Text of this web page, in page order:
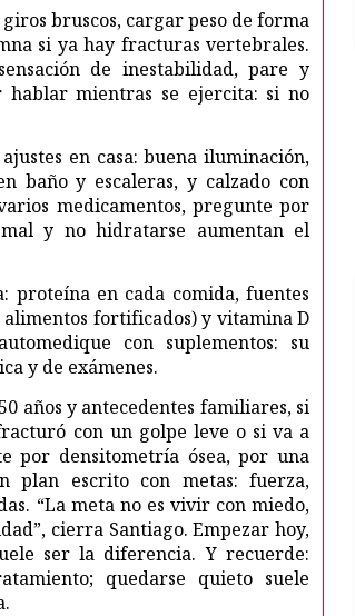
bruscos, cargar peso de forma
si ya hay fracturas vertebrales.
de inestabilidad, pare y
mientras se ejercita: si no
en casa: buena iluminación,
baño y escaleras, y calzado con
medicamentos, pregunte por
y no hidratarse aumentan el
proteína en cada comida, fuentes
alimentos fortificados) y vitamina D
con suplementos: su
y de exámenes.
años y antecedentes familiares, si
con un golpe leve o si va a
por densitometría ósea, por una
plan escrito con metas: fuerza,
“La meta no es vivir con miedo,
cierra Santiago. Empezar hoy,
ser la diferencia. Y recuerde:
quedarse quieto suele